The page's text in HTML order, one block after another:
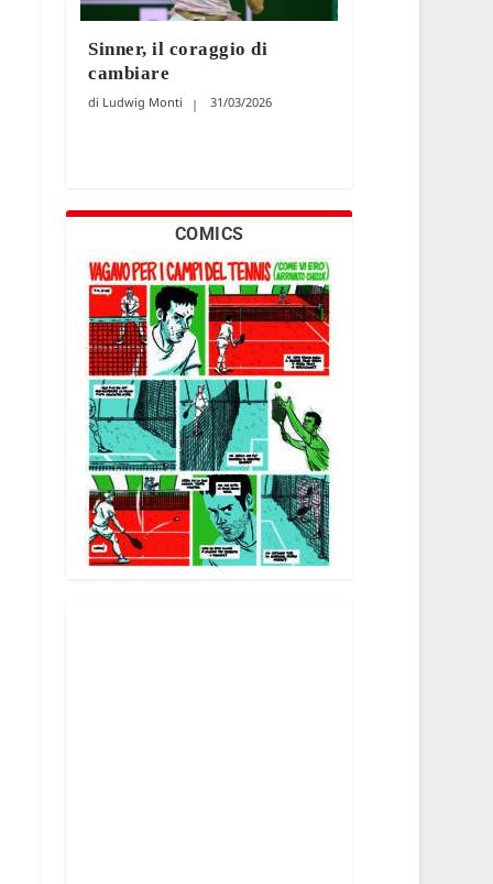
Sinner, il coraggio di
cambiare
Ludwig Monti 31/03/2026
COMICS